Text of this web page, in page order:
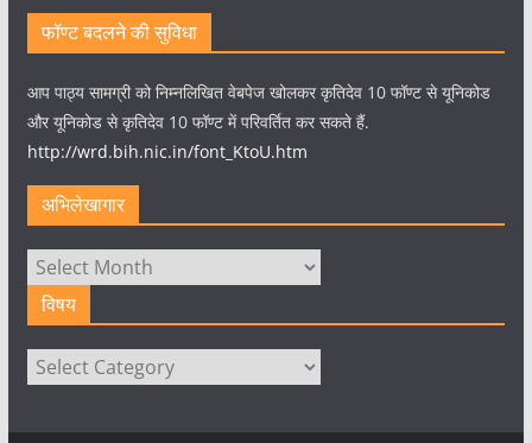
फॉण्ट बदलने की सुविधा
आप पाठ्य सामग्री को निम्नलिखित वेबपेज खोलकर कृतिदेव 10 फॉण्ट से यूनिकोड
और यूनिकोड से कृतिदेव 10 फॉण्ट में परिवर्तित कर सकते हैं.
http://wrd.bih.nic.in/font_KtoU.htm
अभिलेखागार
अभिलेखागार
विषय
विषय